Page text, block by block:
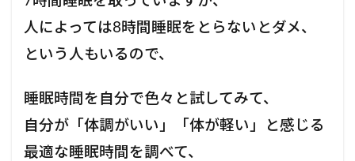
人によっては8時間睡眠をとらないとダメ、
という人もいるので、
睡眠時間を自分で色々と試してみて、
自分が「体調がいい」「体が軽い」と感じる
最適な睡眠時間を調べて、